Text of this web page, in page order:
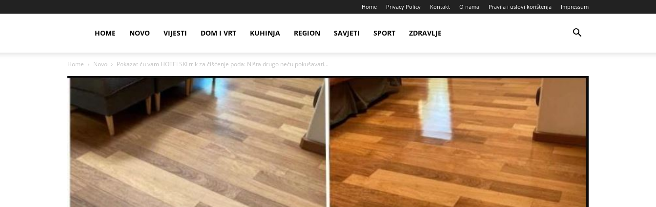
Home Privacy Policy Kontakt O nama Pravila i uslovi korištenja Impressum
HOME NOVO VIJESTI DOM I VRT KUHINJA REGION SAVJETI SPORT ZDRAVLJE
Home Novo Pokazat ću vam HOTELSKI trik za čišćenje poda: Ništa drugo neću pokušavati...